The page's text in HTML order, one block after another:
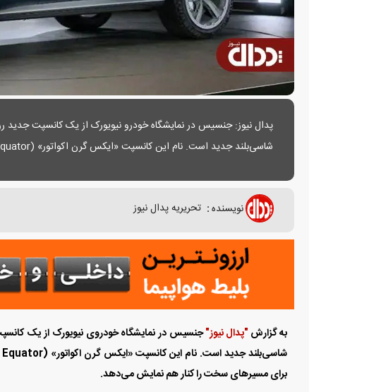
پدال نیوز: جنسیس در نمایشگاه خودرو نیویورک از یک کانسپت جدید
نویسنده: تحریریه پدال نیوز
به گزارش"پدال نیوز"جنسیس در نمایشگاه خودروی نیویورک از یک
برای مسیرهای سخت را کنار هم نمایش می‌دهد.